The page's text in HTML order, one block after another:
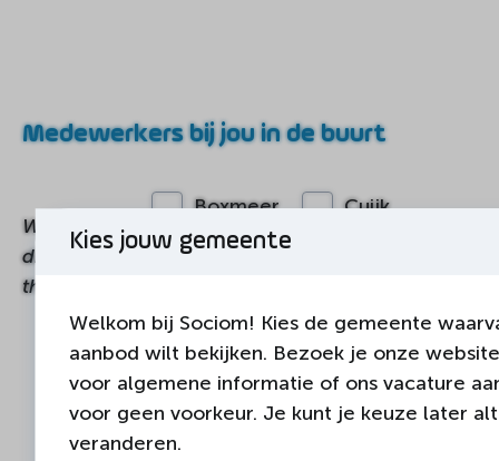
Medewerkers bij jou in de buurt
Wie is er
dichtbij
thuis?
Boxmeer Cuijk
Grave
Janna Fleurij
Sociaal werker, Algemeen
Kies jouw gemeente
Welkom bij Sociom! Kies de gemeente
aanbod wilt bekijken. Bezoek je onze
voor algemene informatie of ons vacature
voor geen voorkeur. Je kunt je keuze later
veranderen.